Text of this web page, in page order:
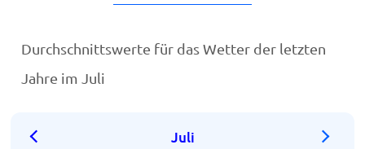
Durchschnittswerte für das Wetter der letzten
Jahre im Juli
Juli